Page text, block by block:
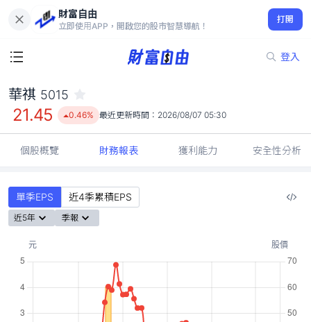
財富自由
立即使用APP，開啟您的股市智慧導航！
打開
登入
21.45
0.46%
華祺 5015
21.45 0.46% 最近更新時間： 2026/08/07 05:30
個股概覽 財務報表 獲利能力 安全性分析
單季EPS 近4季累積EPS
近5年 季報